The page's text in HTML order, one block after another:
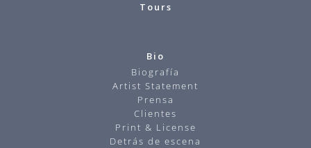
Tours
Bio
Biografía
Artist Statement
Prensa
Clientes
Print & License
Detrás de escena